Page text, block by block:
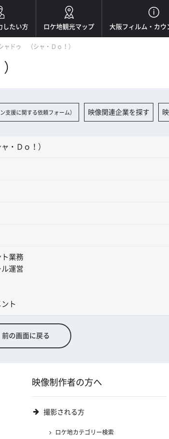
したい方 ロケ地観光マップ 大阪フィルム・カウ
ャドゥ （シャ・Ｄｏ！）
支援に関する依頼フォーム） 映像関連企業を探す
・Ｄｏ！）
ト業務
運営
ト
前の画面に戻る
映像制作者の方へ
撮影される方
ロケ地カテゴリー検索